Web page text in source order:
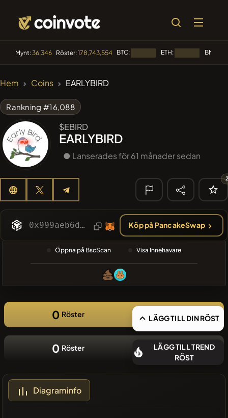
Mynt:36,346 Röster:178,743,554 BTC: ETH: BNB:
Boss cat
ATH ATH
#608
🔎 SENASTE
SÖKNING
❌Inga
nyliga mynt
Hem Coins EARLYBIRD
Rankning #16,088
$EBIRD
EARLYBIRD
● Lanserades för 61 månader sedan
0x999aeb6d778b3883c88ebc502b16a5395d011462 Köp på PancakeSwap
Öppna på BscScan Visa Innehavare
0 Röster LÄGG TILL DIN RÖST
0 Röster
LÄGG TILL TREND
RÖST
Diagraminfo